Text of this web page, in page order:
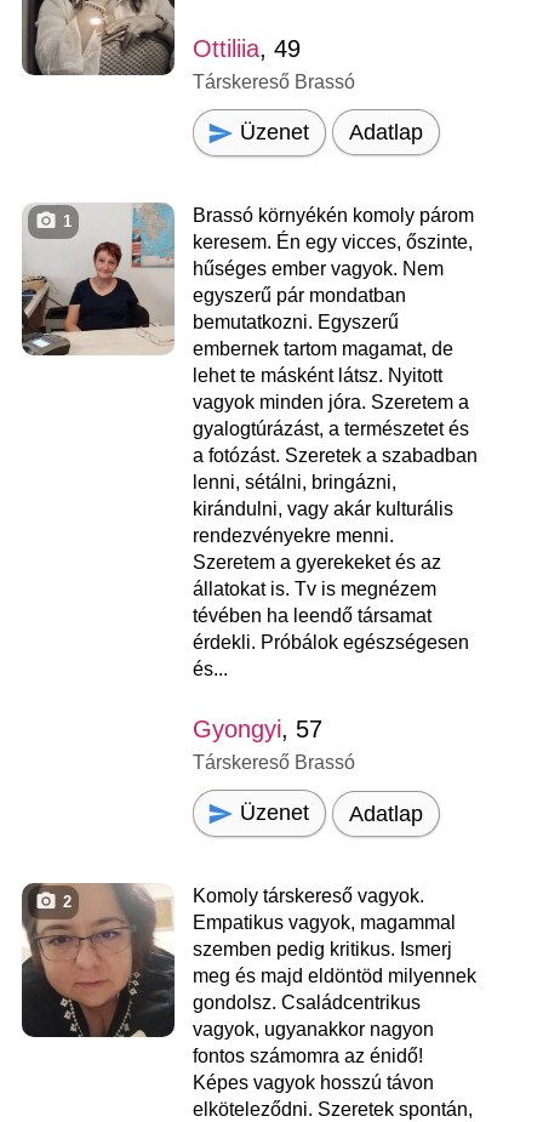
Ottiliia, 49
Társkereső Brassó
Üzenet Adatlap
1
Brassó környékén komoly párom
keresem. Én egy vicces, őszinte,
hűséges ember vagyok. Nem
egyszerű pár mondatban
bemutatkozni. Egyszerű
embernek tartom magamat, de
lehet te másként látsz. Nyitott
vagyok minden jóra. Szeretem a
gyalogtúrázást, a természetet és
a fotózást. Szeretek a szabadban
lenni, sétálni, bringázni,
kirándulni, vagy akár kulturális
rendezvényekre menni.
Szeretem a gyerekeket és az
állatokat is. Tv is megnézem
tévében ha leendő társamat
érdekli. Próbálok egészségesen
és...
Gyongyi, 57
Társkereső Brassó
Üzenet Adatlap
2
Komoly társkereső vagyok.
Empatikus vagyok, magammal
szemben pedig kritikus. Ismerj
meg és majd eldöntöd milyennek
gondolsz. Családcentrikus
vagyok, ugyanakkor nagyon
fontos számomra az énidő!
Képes vagyok hosszú távon
elköteleződni. Szeretek spontán,